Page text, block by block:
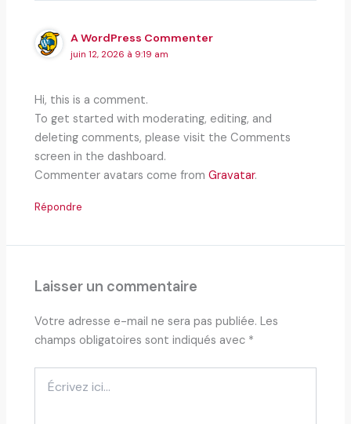
A WordPress Commenter
juin 12, 2026 à 9:19 am
Hi, this is a comment.
To get started with moderating, editing, and
deleting comments, please visit the Comments
screen in the dashboard.
Commenter avatars come fromGravatar.
Répondre
Laisser un commentaire
Votre adresse e-mail ne sera pas publiée. Les
champs obligatoires sont indiqués avec *
ici…